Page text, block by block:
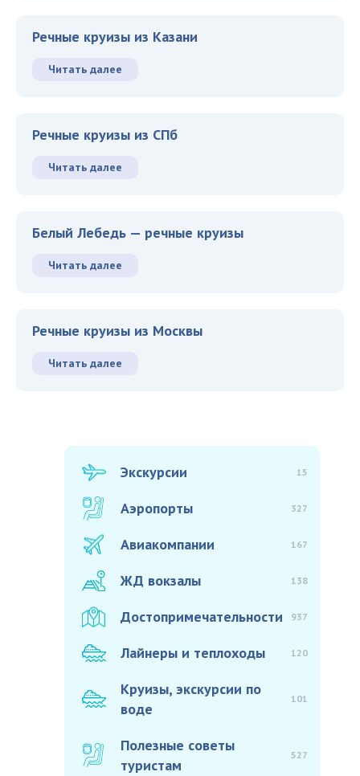
Речные круизы из Казани
Читать далее
Речные круизы из СПб
Читать далее
Белый Лебедь — речные круизы
Читать далее
Речные круизы из Москвы
Читать далее
Экскурсии 15
Аэропорты 327
Авиакомпании 167
ЖД вокзалы 138
Достопримечательности 937
Лайнеры и теплоходы 120
Круизы, экскурсии по
воде
101
Полезные советы
туристам
527